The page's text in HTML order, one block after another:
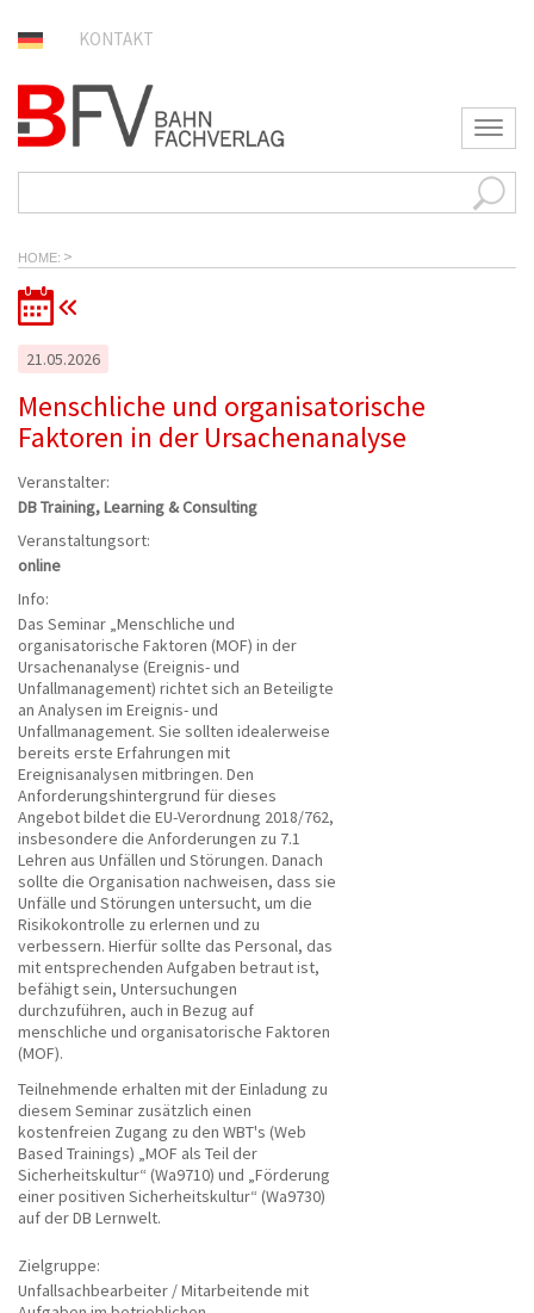
KONTAKT
T
o
g
l
HOME >
21.05.2026
Menschliche und organisatorische
Faktoren in der Ursachenanalyse
Veranstalter:
DB Training, Learning & Consulting
Veranstaltungsort:
online
Info:
Das Seminar „Menschliche und
organisatorische Faktoren (MOF) in der
Ursachenanalyse (Ereignis- und
Unfallmanagement) richtet sich an Beteiligte
an Analysen im Ereignis- und
Unfallmanagement. Sie sollten idealerweise
bereits erste Erfahrungen mit
Ereignisanalysen mitbringen. Den
Anforderungshintergrund für dieses
Angebot bildet die EU-Verordnung 2018/762,
insbesondere die Anforderungen zu 7.1
Lehren aus Unfällen und Störungen. Danach
sollte die Organisation nachweisen, dass sie
Unfälle und Störungen untersucht, um die
Risikokontrolle zu erlernen und zu
verbessern. Hierfür sollte das Personal, das
mit entsprechenden Aufgaben betraut ist,
befähigt sein, Untersuchungen
durchzuführen, auch in Bezug auf
menschliche und organisatorische Faktoren
(MOF).
Teilnehmende erhalten mit der Einladung zu
diesem Seminar zusätzlich einen
kostenfreien Zugang zu den WBT's (Web
Based Trainings) „MOF als Teil der
Sicherheitskultur“ (Wa9710) und „Förderung
einer positiven Sicherheitskultur“ (Wa9730)
auf der DB Lernwelt.
Zielgruppe:
Unfallsachbearbeiter / Mitarbeitende mit